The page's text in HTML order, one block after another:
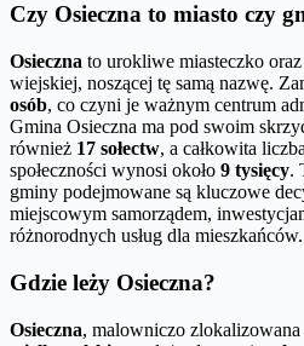
Czy Osieczna to miasto czy
Osieczna to urokliwe miasteczko
wiejskiej, noszącej tę samą nazwę.
osób, co czyni je ważnym centrum
Gmina Osieczna ma pod swoim
również 17 sołectw, a całkowita
społeczności wynosi około 9 tysięcy.
gminy podejmowane są kluczowe
miejscowym samorządem,
różnorodnych usług dla mieszkańców.
Gdzie leży Osieczna?
Osieczna, malowniczo